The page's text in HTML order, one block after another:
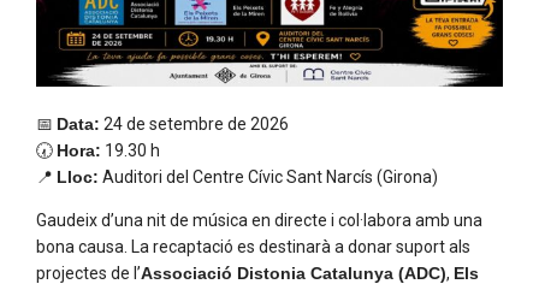
solidario-por-la-distonia
comunitat és forta, solidària i compromesa.
Fem que la música soni més fort que la distonia.
T’hi esperem.
📅 Data: 24 de setembre de 2026
🕢 Hora: 19.30 h
📍 Lloc: Auditori del Centre Cívic Sant Narcís (Girona)
Gaudeix d’una nit de música en directe i col·labora amb una
bona causa. La recaptació es destinarà a donar suport als
projectes de l’Associació Distonia Catalunya (ADC), Els